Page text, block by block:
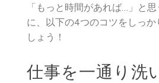
「もっと時間があれば…」と
に、以下の4つのコツをしっか
しょう！
仕事を一通り洗